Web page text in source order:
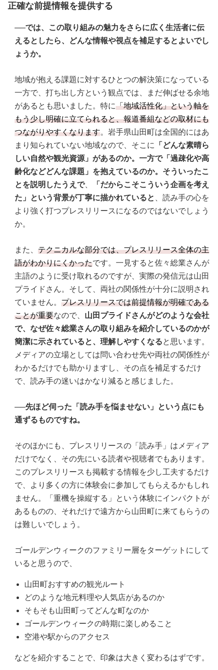
正確な前提情報を提供する
──では、この取り組みの魅力をさらに広く生活者に伝
えるとしたら、どんな情報や視点を補足するとよいでし
ょうか。
地域が抱える課題に対するひとつの解決策になっている
一方で、打ち出し方という観点では、まだ伸ばせる余地
があるとも思いました。特に「地域活性化」という軸を
もう少し明確に立てられると、報道番組などの取材にも
つながりやすくなります。岩手県山田町は全国的にはあ
まり知られていない地域なので、そこに
「どんな素晴ら
しい自然や観光資源」があるのか。一方で「過疎化や高
齢化などどんな課題」を抱えているのか。そういったこ
とを説明したうえで、
「だからこそこういう企画を考え
た」という背景が丁寧に描かれていると
、読み手の心を
より強く打つプレスリリースになるのではないでしょう
か。
また、 テクニカルな部分では、プレスリリース全体の主
語がわかりにくかったです。一見すると佐々総業さんが
主語のように受け取れるのですが、実際の発信元は山田
プライドさん。そして、両社の関係性が十分に説明され
ていません。 プレスリリースでは前提情報が明確である
ことが重要なので、 山田プライドさんがどのような会社
で、なぜ佐々総業さんの取り組みを紹介しているのかが
簡潔に示されていると、理解しやすくなると思います。
メディアの立場としては問い合わせ先や両社の関係性が
わかるだけでも助かりますし、その点を補足するだけ
で、読み手の迷いはかなり減ると感じました。
──先ほど伺った「読み手を悩ませない」という点にも
通ずるものですね。
そのほかにも、プレスリリースの「読み手」はメディア
だけでなく、その先にいる読者や視聴者でもあります。
このプレスリリースも掲載する情報を少し工夫するだけ
で、より多くの方に体験会に参加してもらえるかもしれ
ません。「重機を操縦する」という体験にインパクトが
あるものの、それだけで遠方から山田町に来てもらうの
は難しいでしょう。
ゴールデンウィークのファミリー層をターゲットにして
いると思うので、
山田町おすすめの観光ルート
どのような地元料理や人気店があるのか
そもそも山田町ってどんな町なのか
ゴールデンウィークの時期に楽しめること
空港や駅からのアクセス
などを紹介することで、印象は大きく変わるはずです。